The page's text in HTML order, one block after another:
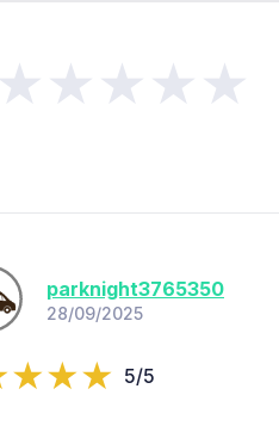
★★★★★
parknight3765350
28/09/2025
5/5